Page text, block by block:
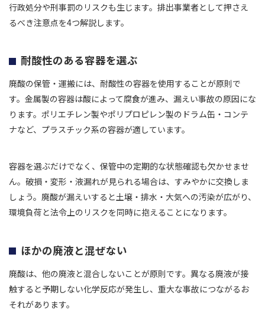
行政処分や刑事罰のリスクも生じます。排出事業者として押さえ
るべき注意点を4つ解説します。
耐酸性のある容器を選ぶ
廃酸の保管・運搬には、耐酸性の容器を使用することが原則で
す。金属製の容器は酸によって腐食が進み、漏えい事故の原因にな
ります。ポリエチレン製やポリプロピレン製のドラム缶・コンテ
ナなど、プラスチック系の容器が適しています。
容器を選ぶだけでなく、保管中の定期的な状態確認も欠かせませ
ん。破損・変形・液漏れが見られる場合は、すみやかに交換しま
しょう。廃酸が漏えいすると土壌・排水・大気への汚染が広がり、
環境負荷と法令上のリスクを同時に抱えることになります。
ほかの廃液と混ぜない
廃酸は、他の廃液と混合しないことが原則です。異なる廃液が接
触すると予期しない化学反応が発生し、重大な事故につながるお
それがあります。